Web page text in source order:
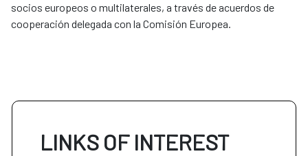
socios europeos o multilaterales, a través de acuerdos de
cooperación delegada con la Comisión Europea.
LINKS OF INTEREST